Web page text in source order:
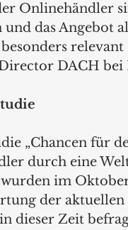
Onlinehändler
das Angebot
DACH bei
„Chancen für
durch eine
im
der
dieser Zeit